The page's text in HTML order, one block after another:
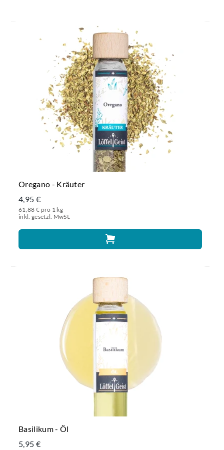
Oregano - Kräuter
4,95 €
61,88 € pro 1 kg
inkl. gesetzl. MwSt.
Basilikum - Öl
5,95 €